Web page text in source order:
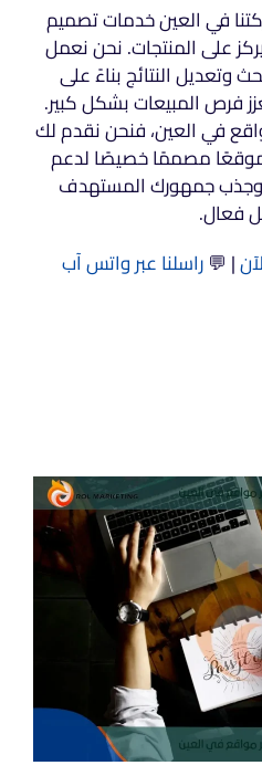
في العين خدمات تصميم
على المنتجات. نحن نعمل
وتعديل النتائج بناءً على
فرص المبيعات بشكل كبير.
في العين، فنحن نقدم لك
مصممًا خصيصًا لدعم
وجذب جمهورك المستهدف
فعال.
| 💬راسلنا عبر واتس آب